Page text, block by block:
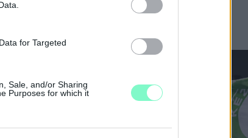
for Targeted
Sale, and/or Sharing
Purposes for which it